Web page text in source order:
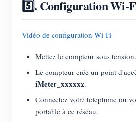
5️⃣. Configuration Wi-
Vidéo de configuration Wi-Fi
Mettez le compteur sous tension.
Le compteur crée un point
iMeter_xxxxxx.
Connectez votre téléphone ou
portable à ce réseau.